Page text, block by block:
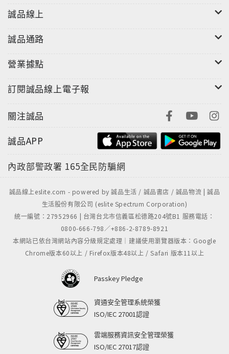
道生的遠見密碼Foresighted，看道生如何即使被
憨山的光明正大密碼Fair，看憨山如何不畏小人當
道，勇敢做該做的事。
■本書目錄
推薦序 大師的密碼 成功的特質 聖嚴法師
推薦序 難得一見的一套好書 郝廣才
推薦序 找到你的大師密碼 呂俐安
迦葉密碼 Faithful忠誠
惠能密碼 Forbearance容忍
太虛密碼 Far-reaching影響深遠
憨山密碼 Fair光明正大
附錄 英文單字表
誠品線上
誠品通路
營業據點
訂閱誠品線上電子報
關注誠品
誠品APP
內政部警政署 165全民防騙網
誠品線上eslite.com - powered by 誠品生活 / 誠品書店 / 誠品物流 | 誠品
生活股份有限公司 (eslite Spectrum Corporation)
統一編號：27952966 | 台灣台北市信義區松德路204號B1 服務電話：
0800-666-798／+886-2-8789-8921
本網站已依台灣網站內容分級規定處理｜建議使用瀏覽器版本：Google
Chrome版本60以上 / Firefox版本48以上 / Safari 版本11以上
Passkey Pledge
資通安全管理系統榮獲
ISO/IEC 27001認證
雲端服務資訊安全管理榮獲
ISO/IEC 27017認證